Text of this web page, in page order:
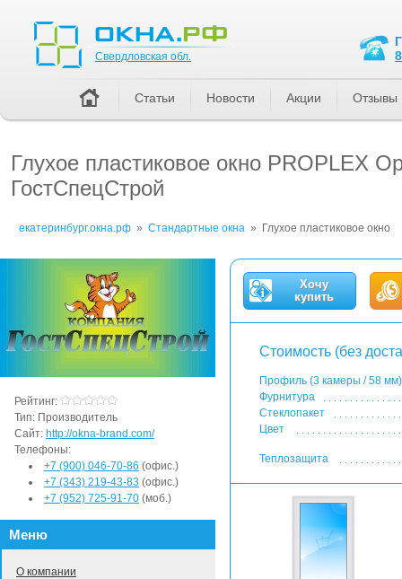
Глухое пластиковое окно PROPLEX
ГостСпецСтрой
екатеринбург.окна.рф » Стандартные окна » Глухое пластиковое окно
Хочу
купить
Стоимость (без
Профиль (3 камеры / 58 мм)
Фурнитура
Стеклопакет
Цвет
Теплозащита
Рейтинг:
Тип: Производитель
Сайт: http://okna-brand.com/
Телефоны:
+7 (900) 046-70-86 (офис.)
+7 (343) 219-43-83 (офис.)
+7 (952) 725-91-70 (моб.)
Меню
О компании
Свердловская обл.
Статьи Новости Акции Отзывы